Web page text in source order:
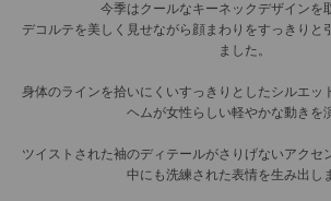
今季はクールなキーネックデザインを
デコルテを美しく見せながら顔まわりをすっきりと
ました。
身体のラインを拾いにくいすっきりとしたシルエッ
ヘムが女性らしい軽やかな動きを
ツイストされた袖のディテールがさりげないアクセ
中にも洗練された表情を生み出し